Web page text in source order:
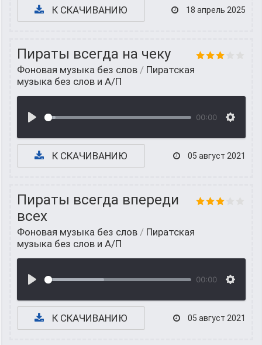
К СКАЧИВАНИЮ 18 апрель 2025
Пираты всегда на чеку
Фоновая музыка без слов / Пиратская
музыка без слов и А/П
00:00
К СКАЧИВАНИЮ 05 август 2021
Пираты всегда впереди
всех
Фоновая музыка без слов / Пиратская
музыка без слов и А/П
00:00
К СКАЧИВАНИЮ 05 август 2021